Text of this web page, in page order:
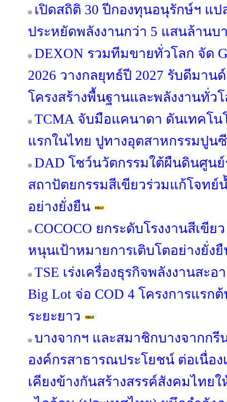
เปิดสถิติ 30 ปีกองทุนอนุรักษ์ฯ แ
ประหยัดพลังงานกว่า 5 แสนล้านบ
DEXON รวมทีมขายทั่วโลก จัด
2026 วางกลยุทธ์ปี 2027 รับดีมาน
โครงสร้างพื้นฐานและพลังงานทั่ว
TCMA จับมือแคนาดา ดันเทคโน
แรกในไทย ปูทางอุตสาหกรรมปูนซี
DAD โชว์นวัตกรรมใต้ผืนดินศูน
สถาปัตยกรรมสีเขียวร่วมแก้โจท
อย่างยั่งยืน
COCOCO ยกระดับโรงงานสีเขี
หนุนเป้าหมายการเติบโตอย่างยั่ง
TSE เร่งเครื่องธุรกิจพลังงานสะ
Big Lot จ่อ COD 4 โครงการแรก
ระยะยาว
บางจากฯ และสมาชิกบางจากก
องค์กรสาธารณประโยชน์ ต่อเนื่อ
เคียงข้างกันสร้างสรรค์สังคมไทย